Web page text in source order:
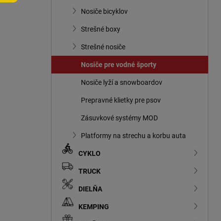
Nosiče bicyklov
Strešné boxy
Strešné nosiče
Nosiče pre vodné športy
Nosiče lyží a snowboardov
Prepravné klietky pre psov
Zásuvkové systémy MOD
Platformy na strechu a korbu auta
CYKLO
TRUCK
DIELŇA
KEMPING